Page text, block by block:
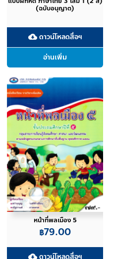
(ฉบับอนุญาต)
cloud_downloadดาวน์โหลดสื่อฯ
อ่านเพิ่ม
หน้าที่พลเมือง 5
฿79.00
cloud_downloadดาวน์โหลดสื่อฯ